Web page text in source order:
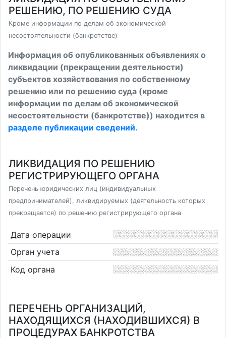
РЕШЕНИЮ, ПО РЕШЕНИЮ СУДА
Кроме информации по делам об экономической
несостоятельности (банкротстве)
Информация об опубликованных объявлениях о
ликвидации (прекращении деятельности)
субъектов хозяйствования по собственному
решению или по решению суда (кроме
информации по делам об экономической
несостоятельности (банкротстве)) находится в
разделе публикации сведений.
ЛИКВИДАЦИЯ ПО РЕШЕНИЮ
РЕГИСТРИРУЮЩЕГО ОРГАНА
Перечень юридических лиц (индивидуальных
предпринимателей), ликвидируемых (деятельность которых
прекращается) по решению регистрирующего органа
Дата операции
Орган учета
Код органа
ПЕРЕЧЕНЬ ОРГАНИЗАЦИЙ,
НАХОДЯЩИХСЯ (НАХОДИВШИХСЯ) В
ПРОЦЕДУРАХ БАНКРОТСТВА